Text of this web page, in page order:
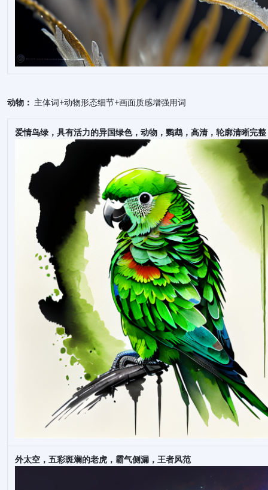
动物： 主体词+动物形态细节+画面质感增强用词
爱情鸟绿，具有活力的异国绿色，动物，鹦鹉，高清，轮廓清晰完
外太空，五彩斑斓的老虎，霸气侧漏，王者风范